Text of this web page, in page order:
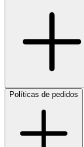
Políticas de pedidos